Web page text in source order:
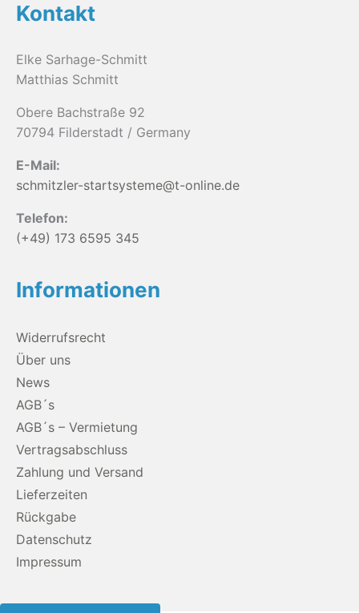
Kontakt
Elke Sarhage-Schmitt
Matthias Schmitt
Obere Bachstraße 92
70794 Filderstadt / Germany
E-Mail:
schmitzler-startsysteme@t-online.de
Telefon:
(+49) 173 6595 345
Informationen
Widerrufsrecht
Über uns
News
AGB´s
AGB´s – Vermietung
Vertragsabschluss
Zahlung und Versand
Lieferzeiten
Rückgabe
Datenschutz
Impressum